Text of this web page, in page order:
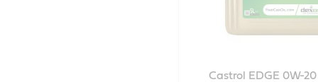
Castrol EDGE 0W-